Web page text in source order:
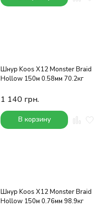
Шнур Koos X12 Monster Braid
Hollow 150м 0.58мм 70.2кг
1 140 грн.
В корзину
Шнур Koos X12 Monster Braid
Hollow 150м 0.76мм 98.9кг